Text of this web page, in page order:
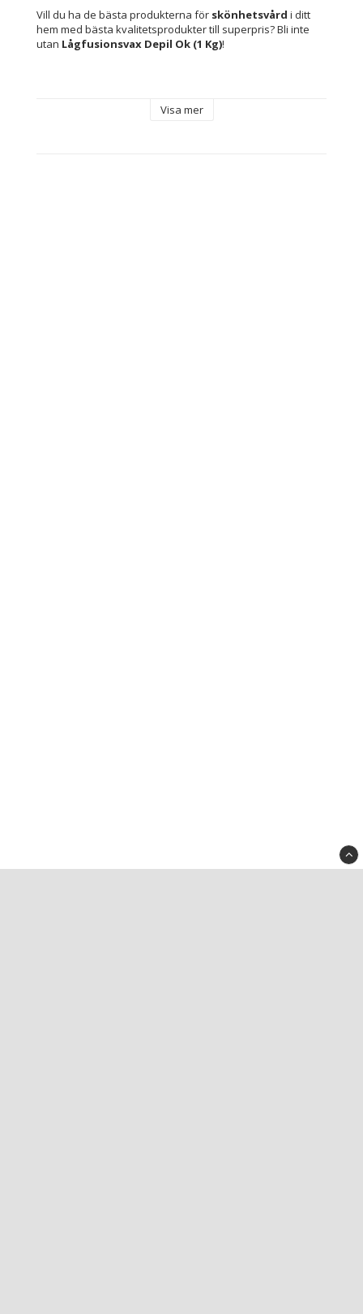
Vill du ha de bästa produkterna för skönhetsvård i ditt
hem med bästa kvalitetsprodukter till superpris? Bli inte
utan Lågfusionsvax Depil Ok (1 Kg)!
Visa mer